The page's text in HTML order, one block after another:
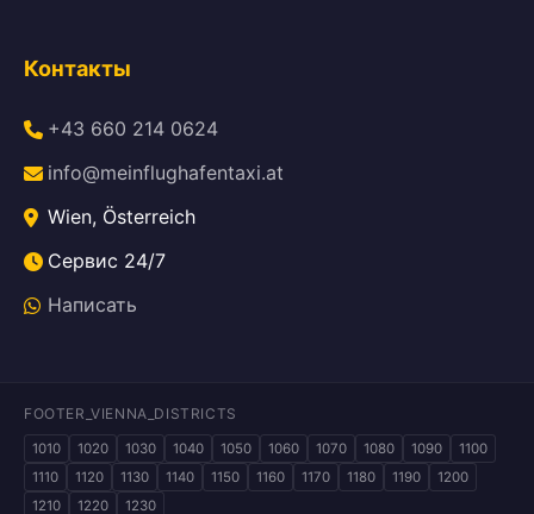
Контакты
+43 660 214 0624
info@meinflughafentaxi.at
Wien, Österreich
Сервис 24/7
Написать
FOOTER_VIENNA_DISTRICTS
1010 1020 1030 1040 1050 1060 1070 1080 1090
1100
1110
1120 1130 1140 1150 1160 1170 1180 1190
1200
1210
1220 1230